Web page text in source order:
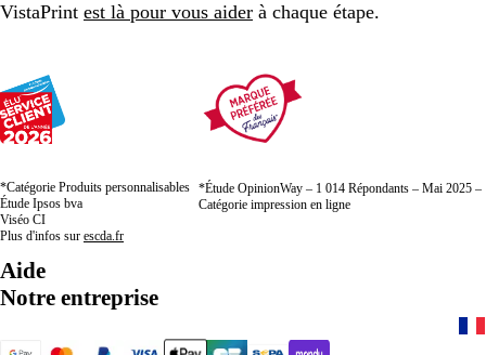
VistaPrint est là pour vous aider à chaque étape.
*Catégorie Produits personnalisables
Étude Ipsos bva
Viséo CI
Plus d'infos sur escda.fr
*Étude OpinionWay – 1 014 Répondants – Mai 2025 –
Catégorie impression en ligne
Aide
Notre entreprise